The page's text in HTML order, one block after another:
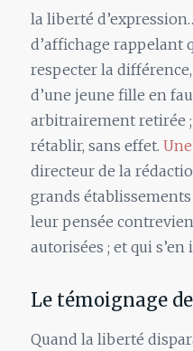
la liberté
d’affichage rappelant
respecter la
d’une jeune fille en
arbitrairement retirée
rétablir, sans effet.
directeur de la
grands
leur pensée
autorisées ; et qui
Le témoignage
Quand la liberté